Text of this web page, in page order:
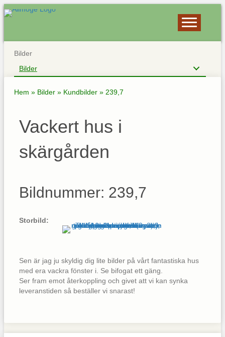
Bilder
Bilder
Hem » Bilder » Kundbilder » 239,7
Vackert hus i
skärgården
Bildnummer: 239,7
Storbild:
Sen är jag ju skyldig dig lite bilder på vårt fantastiska hus
med era vackra fönster i. Se bifogat ett gäng.
Ser fram emot återkoppling och givet att vi kan synka
leveranstiden så beställer vi snarast!